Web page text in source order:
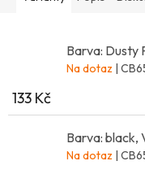
Barva: Dusty
Na dotaz |
133 Kč
Barva: black,
Na dotaz |